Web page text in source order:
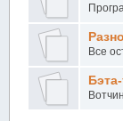
Все